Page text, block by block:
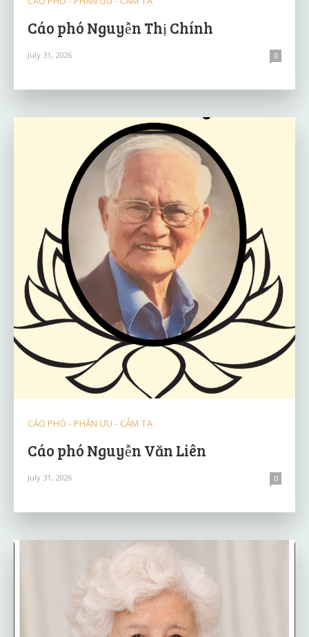
Cáo phó Nguyễn Thị Chính
July 31, 2026 0
CÁO PHÓ - PHÂN ƯU - CẢM TẠ
Cáo phó Nguyễn Văn Liên
July 31, 2026 0